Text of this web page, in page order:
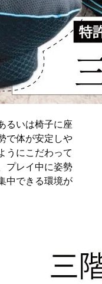
るいは椅子に座
で体が安定しや
うにこだわって
プレイ中に姿勢
中できる環境が